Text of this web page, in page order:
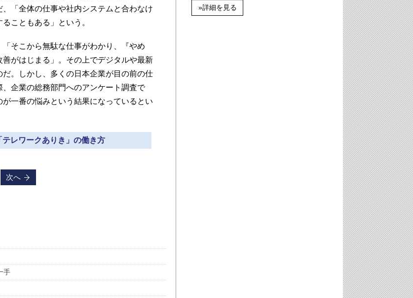
「全体の仕事や社内システムと合わなけ
こともある」という。
そこから無駄な仕事がわかり、『やめ
がはじまる」。その上でデジタルや最新
。しかし、多くの日本企業が目の前の仕
企業の総務部門へのアンケート調査で
一番の悩みという結果になっているとい
レワークありき」の働き方
次へ
手
»詳細を見る